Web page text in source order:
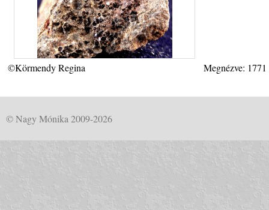
©Körmendy Regina Megnézve:
© Nagy Mónika 2009-2026